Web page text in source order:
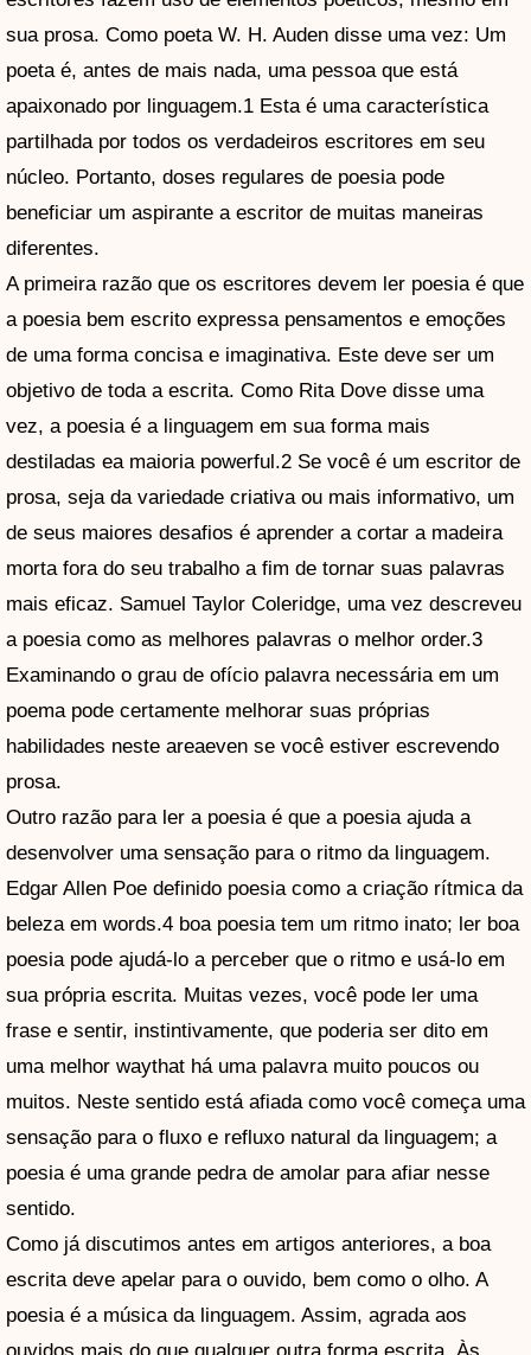
sua prosa. Como poeta W. H. Auden disse uma vez: Um
poeta é, antes de mais nada, uma pessoa que está
apaixonado por linguagem.1 Esta é uma característica
partilhada por todos os verdadeiros escritores em seu
núcleo. Portanto, doses regulares de poesia pode
beneficiar um aspirante a escritor de muitas maneiras
diferentes.
A primeira razão que os escritores devem ler poesia é que
a poesia bem escrito expressa pensamentos e emoções
de uma forma concisa e imaginativa. Este deve ser um
objetivo de toda a escrita. Como Rita Dove disse uma
vez, a poesia é a linguagem em sua forma mais
destiladas ea maioria powerful.2 Se você é um escritor de
prosa, seja da variedade criativa ou mais informativo, um
de seus maiores desafios é aprender a cortar a madeira
morta fora do seu trabalho a fim de tornar suas palavras
mais eficaz. Samuel Taylor Coleridge, uma vez descreveu
a poesia como as melhores palavras o melhor order.3
Examinando o grau de ofício palavra necessária em um
poema pode certamente melhorar suas próprias
habilidades neste areaeven se você estiver escrevendo
prosa.
Outro razão para ler a poesia é que a poesia ajuda a
desenvolver uma sensação para o ritmo da linguagem.
Edgar Allen Poe definido poesia como a criação rítmica da
beleza em words.4 boa poesia tem um ritmo inato; ler boa
poesia pode ajudá-lo a perceber que o ritmo e usá-lo em
sua própria escrita. Muitas vezes, você pode ler uma
frase e sentir, instintivamente, que poderia ser dito em
uma melhor waythat há uma palavra muito poucos ou
muitos. Neste sentido está afiada como você começa uma
sensação para o fluxo e refluxo natural da linguagem; a
poesia é uma grande pedra de amolar para afiar nesse
sentido.
Como já discutimos antes em artigos anteriores, a boa
escrita deve apelar para o ouvido, bem como o olho. A
poesia é a música da linguagem. Assim, agrada aos